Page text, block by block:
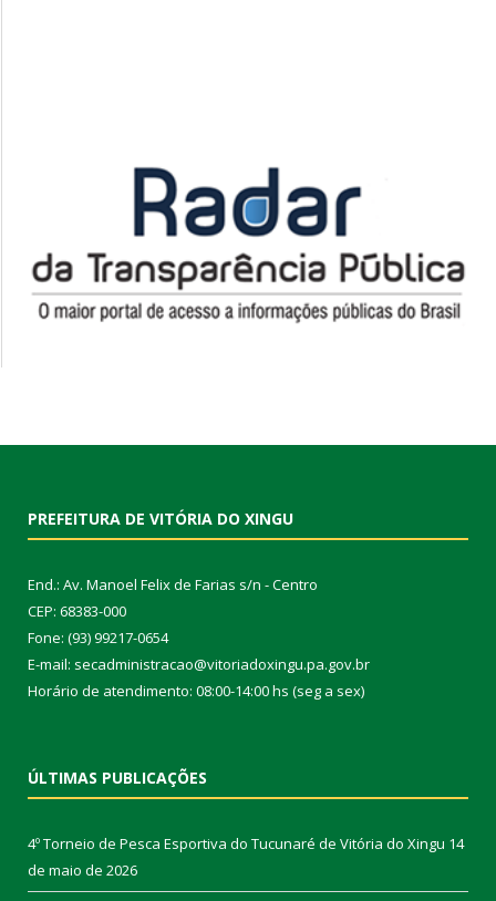
PREFEITURA DE VITÓRIA DO XINGU
End.: Av. Manoel Felix de Farias s/n - Centro
CEP: 68383-000
Fone: (93) 99217-0654
E-mail: secadministracao@vitoriadoxingu.pa.gov.br
Horário de atendimento: 08:00-14:00 hs (seg a sex)
ÚLTIMAS PUBLICAÇÕES
4º Torneio de Pesca Esportiva do Tucunaré de Vitória do Xingu 14
de maio de 2026